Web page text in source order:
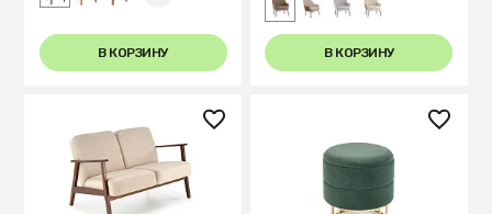
В КОРЗИНУ В КОРЗИНУ